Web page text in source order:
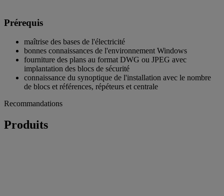
Prérequis​
maîtrise des bases de l'électricité
bonnes connaissances de l'environnement Windows
fourniture des plans au format DWG ou JPEG avec
implantation des blocs de sécurité
connaissance du synoptique de l'installation avec le nombre
de blocs et références, répéteurs et centrale
Recommandations
Produits